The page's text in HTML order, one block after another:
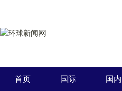
首页 国际 国内